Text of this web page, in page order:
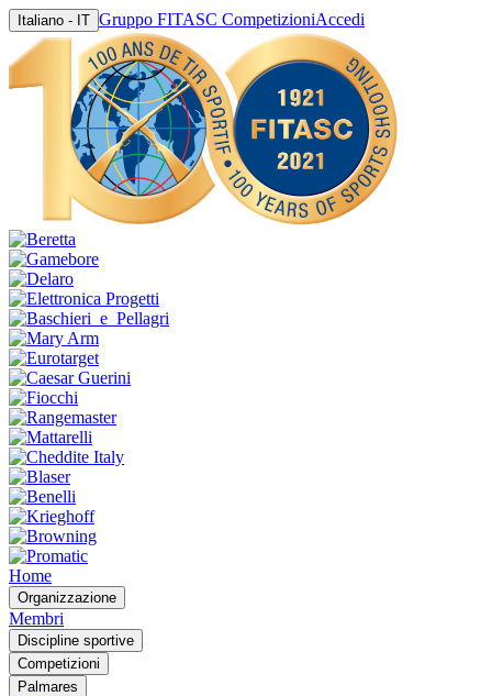
Italiano - IT Gruppo FITASC CompetizioniAccedi
Home
Organizzazione
Membri
Discipline sportive
Competizioni
Palmares